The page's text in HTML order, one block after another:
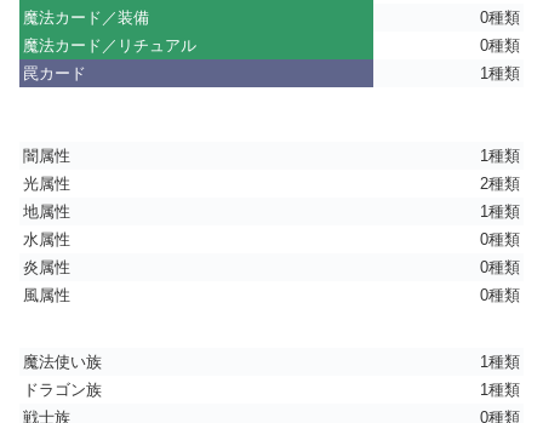
魔法カード／装備
0種類
魔法カード／リチュアル
0種類
罠カード
1種類
闇属性
1種類
光属性
2種類
地属性
1種類
水属性
0種類
炎属性
0種類
風属性
0種類
魔法使い族
1種類
ドラゴン族
1種類
戦士族
0種類